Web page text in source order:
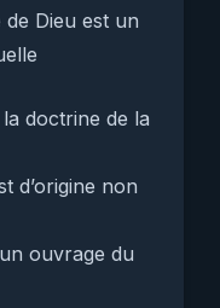
Dieu est un
doctrine de la
d’origine non
ouvrage du